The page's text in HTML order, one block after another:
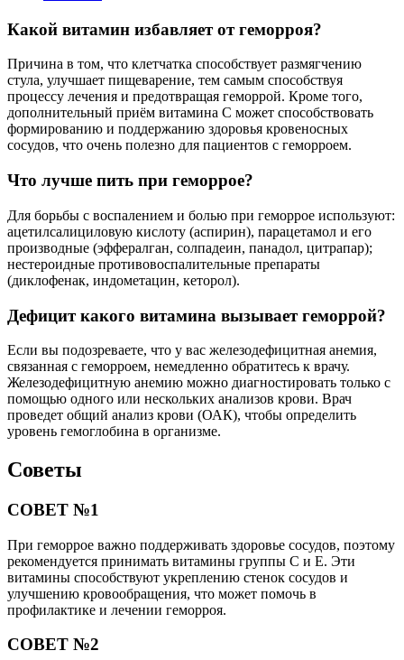
Какой витамин избавляет от геморроя?
Причина в том, что клетчатка способствует размягчению
стула, улучшает пищеварение, тем самым способствуя
процессу лечения и предотвращая геморрой. Кроме того,
дополнительный приём витамина С может способствовать
формированию и поддержанию здоровья кровеносных
сосудов, что очень полезно для пациентов с геморроем.
Что лучше пить при геморрое?
Для борьбы с воспалением и болью при геморрое используют:
ацетилсалициловую кислоту (аспирин), парацетамол и его
производные (эффералган, солпадеин, панадол, цитрапар);
нестероидные противовоспалительные препараты
(диклофенак, индометацин, кеторол).
Дефицит какого витамина вызывает геморрой?
Если вы подозреваете, что у вас железодефицитная анемия,
связанная с геморроем, немедленно обратитесь к врачу.
Железодефицитную анемию можно диагностировать только с
помощью одного или нескольких анализов крови. Врач
проведет общий анализ крови (ОАК), чтобы определить
уровень гемоглобина в организме.
Советы
СОВЕТ №1
При геморрое важно поддерживать здоровье сосудов, поэтому
рекомендуется принимать витамины группы C и E. Эти
витамины способствуют укреплению стенок сосудов и
улучшению кровообращения, что может помочь в
профилактике и лечении геморроя.
СОВЕТ №2